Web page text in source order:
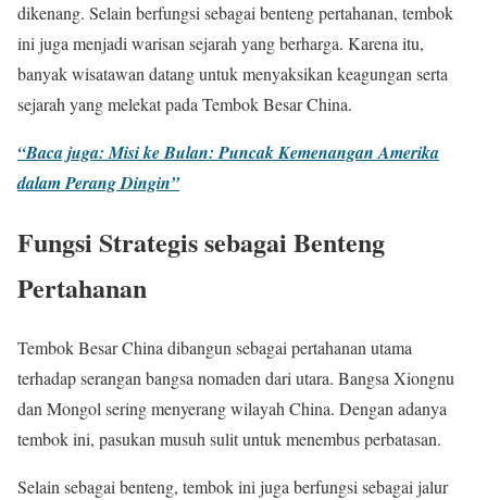
dikenang. Selain berfungsi sebagai benteng pertahanan, tembok
ini juga menjadi warisan sejarah yang berharga. Karena itu,
banyak wisatawan datang untuk menyaksikan keagungan serta
sejarah yang melekat pada Tembok Besar China.
“Baca juga: Misi ke Bulan: Puncak Kemenangan Amerika
dalam Perang Dingin”
Fungsi Strategis sebagai Benteng
Pertahanan
Tembok Besar China dibangun sebagai pertahanan utama
terhadap serangan bangsa nomaden dari utara. Bangsa Xiongnu
dan Mongol sering menyerang wilayah China. Dengan adanya
tembok ini, pasukan musuh sulit untuk menembus perbatasan.
Selain sebagai benteng, tembok ini juga berfungsi sebagai jalur